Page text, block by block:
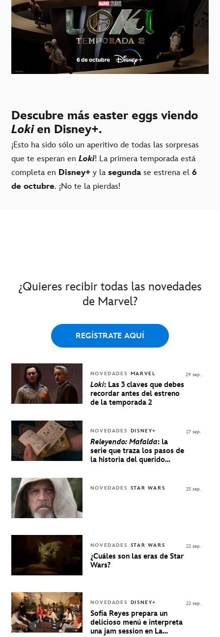
Descubre más easter eggs viendo
Lokien Disney+.
¡Esto ha sido sólo un aperitivo de todas las sorpresas
que te esperan en Loki! La primera temporada está
completa en Disney+ y la segunda se estrena el 6
de octubre. ¡No te la pierdas!
¿Quieres recibir todas las novedades
de Marvel?
REGÍSTRATE AQUÍ
NOVEDADES MARVEL
Loki: Las 3 claves que debes
recordar antes del estreno
de la temporada 2
29 sep.
NOVEDADES DISNEY+
Releyendo: Mafalda: la
serie que traza los pasos de
la historia del querido
27 sep.
NOVEDADES STAR WARS 25 sep.
NOVEDADES STAR WARS
¿Cuáles son las eras de Star
Wars?
22 sep.
NOVEDADES DISNEY+
Sofía Reyes prepara un
delicioso menú e interpreta
una jam session en La
22 sep.